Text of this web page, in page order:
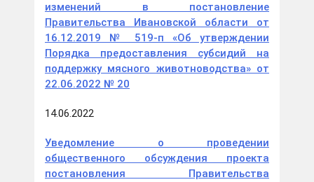
изменений в постановление
Правительства Ивановской области от
16.12.2019 № 519-п «Об утверждении
Порядка предоставления субсидий на
поддержку мясного животноводства» от
22.06.2022 № 20
14.06.2022
Уведомление о проведении
общественного обсуждения проекта
постановления Правительства